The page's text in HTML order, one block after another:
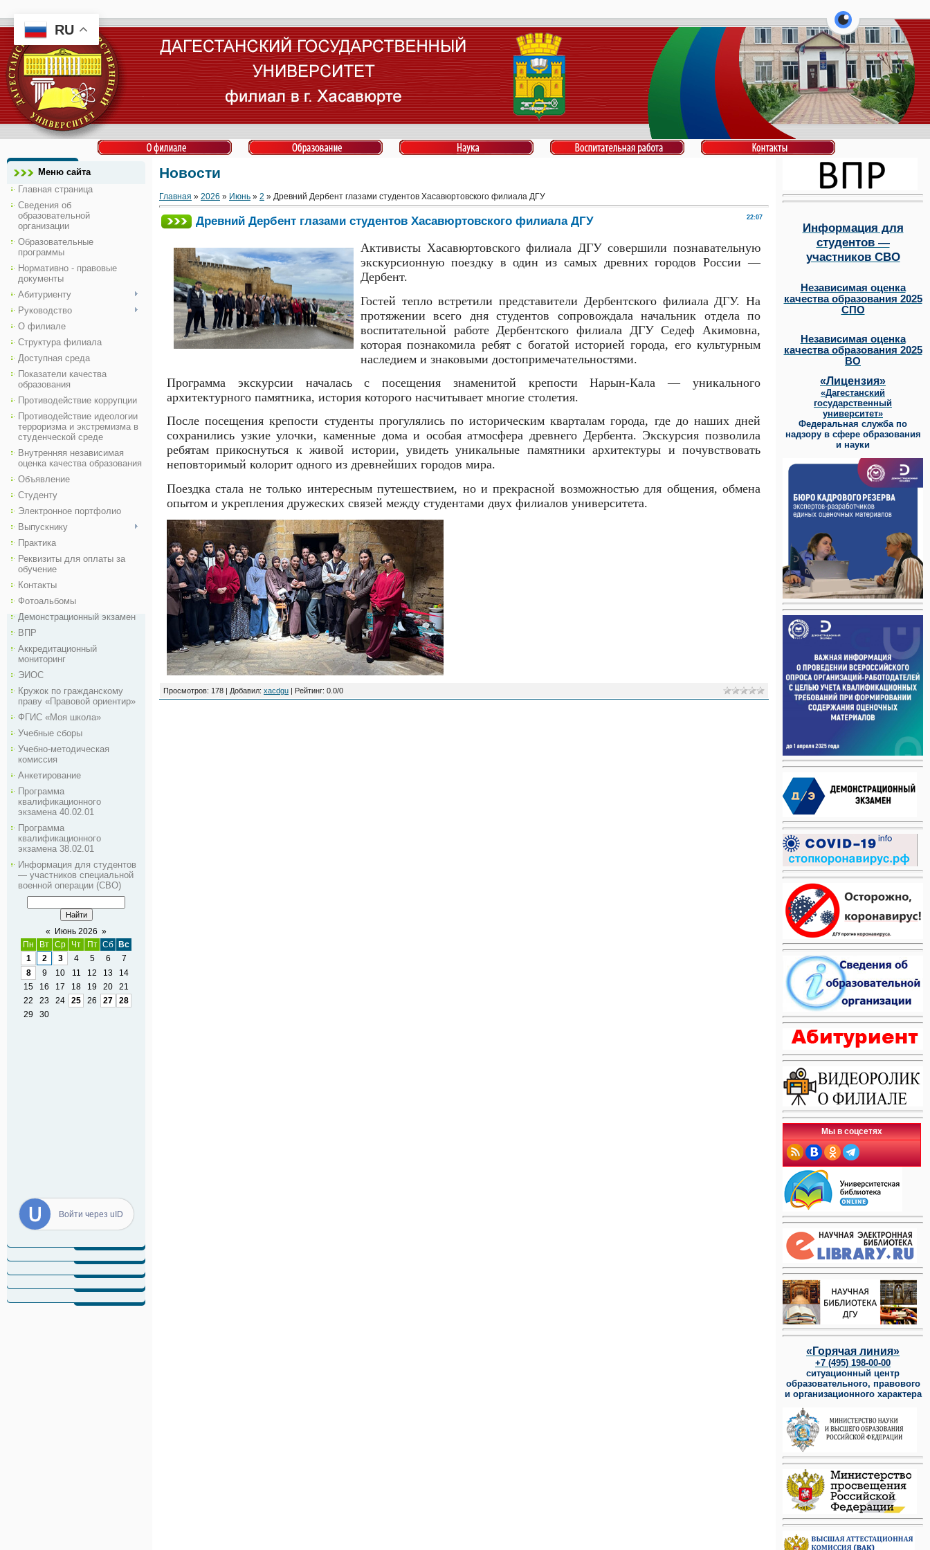
перейти на
Меню сайта
Главная страница
Сведения об
образовательной
организации
Образовательные
программы
Нормативно - правовые
документы
Абитуриенту
Руководство
О филиале
Структура филиала
Доступная среда
Показатели качества
образования
Противодействие коррупции
Противодействие идеологии
терроризма и экстремизма в
студенческой среде
Внутренняя независимая
оценка качества образования
Объявление
Студенту
Электронное портфолио
Выпускнику
Практика
Реквизиты для оплаты за
обучение
Контакты
Фотоальбомы
Демонстрационный экзамен
ВПР
Аккредитационный
мониторинг
ЭИОС
Кружок по гражданскому
праву «Правовой ориентир»
ФГИС «Моя школа»
Учебные сборы
Учебно-методическая
комиссия
Анкетирование
Программа
квалификационного
экзамена 40.02.01
Программа
квалификационного
экзамена 38.02.01
Информация для студентов
— участников специальной
военной операции (СВО)
« Июнь 2026 »
Пн
Вт Ср Чт Пт Сб
Вс
1
2 3 4 5 6
7
8
9 10 11 12 13
14
15
16 17 18 19 20
21
22
23 24 25 26 27
28
29
30
Войти через uID
RU
Новости
Главная » 2026 » Июнь » 2 » Древний Дербент глазами студентов Хасавюртовского филиала ДГУ
22:07
Древний Дербент глазами студентов Хасавюртовского филиала ДГУ
Активисты Хасавюртовского филиала ДГУ совершили познавательную
экскурсионную поездку в один из самых древних городов России —
Дербент.
Гостей тепло встретили представители Дербентского филиала ДГУ. На
протяжении всего дня студентов сопровождала начальник отдела по
воспитательной работе Дербентского филиала ДГУ Седеф Акимовна,
которая познакомила ребят с богатой историей города, его культурным
наследием и знаковыми достопримечательностями.
Программа экскурсии началась с посещения знаменитой крепости Нарын-Кала — уникального
архитектурного памятника, история которого насчитывает многие столетия.
После посещения крепости студенты прогулялись по историческим кварталам города, где до наших дней
сохранились узкие улочки, каменные дома и особая атмосфера древнего Дербента. Экскурсия позволила
ребятам прикоснуться к живой истории, увидеть уникальные памятники архитектуры и почувствовать
неповторимый колорит одного из древнейших городов мира.
Поездка стала не только интересным путешествием, но и прекрасной возможностью для общения, обмена
опытом и укрепления дружеских связей между студентами двух филиалов университета.
Просмотров: 178 | Добавил: xacdgu Рейтинг: 0.0/0
Информация для
студентов —
участников СВО
Независимая оценка
качества образования 2025
СПО
Независимая оценка
качества образования 2025
ВО
«Лицензия»
«Дагестанский
государственный
университет»
Федеральная служба по
надзору в сфере образования
и науки
Мы в соцсетях
«Горячая линия»
+7 (495) 198-00-00
ситуационный центр
образовательного, правового
и организационного характера